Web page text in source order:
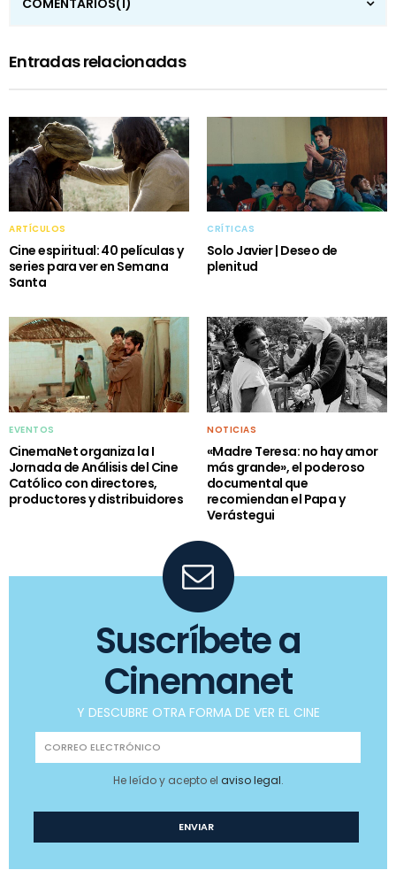
Entradas relacionadas
ARTÍCULOS
Cine espiritual: 40 películas y
series para ver en Semana
Santa
CRÍTICAS
Solo Javier | Deseo de
plenitud
EVENTOS
CinemaNet organiza la I
Jornada de Análisis del Cine
Católico con directores,
productores y distribuidores
NOTICIAS
«Madre Teresa: no hay amor
más grande», el poderoso
documental que
recomiendan el Papa y
Verástegui
Suscríbete a
Cinemanet
Y DESCUBRE OTRA FORMA DE VER EL CINE
He leído y acepto el aviso legal.